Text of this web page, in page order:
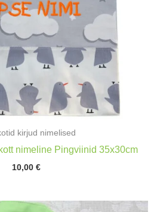
kirjud nimelised
nimeline Pingviinid 35x30cm
10,00 €